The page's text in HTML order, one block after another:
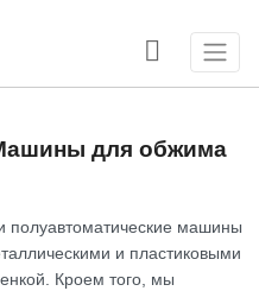

для обжима
полуавтоматические машины
и пластиковыми
Кроем того, мы